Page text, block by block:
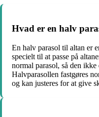
Hvad er en halv
En halv parasol til altan er
specielt til at passe på
normal parasol, så den
Halvparasollen fastgøres
og kan justeres for at give